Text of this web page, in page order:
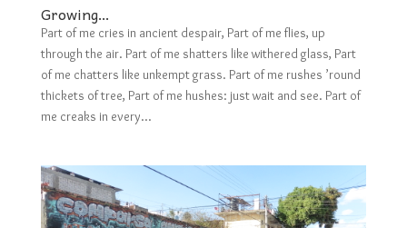
Growing…
Part of me cries in ancient despair, Part of me flies, up
through the air. Part of me shatters like withered glass, Part
of me chatters like unkempt grass. Part of me rushes ’round
thickets of tree, Part of me hushes: just wait and see. Part of
me creaks in every...